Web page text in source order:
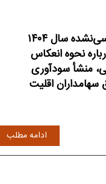
انتشار صورت‌های مالی تلفیقی حسابرسی‌نشده سال ۱۴۰۴
نحوه انعکاس
منشأ سودآوری
سهامداران اقلیت
ادامه مطلب